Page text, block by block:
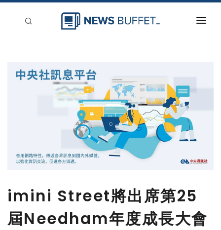
imini Street將出席第25
屆Needham年度成長大會